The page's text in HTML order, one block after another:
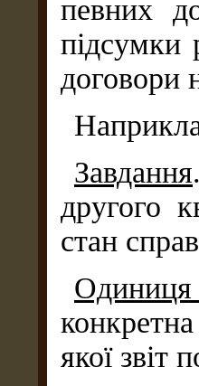
певних
підсумки
договори
Завдання
другого
стан
Одиниця
якої звіт